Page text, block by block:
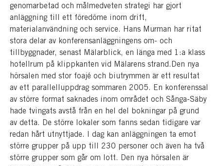
genomarbetad och målmedveten strategi har gjort
anläggning till ett föredöme inom drift,
materialanvändning och service. Hans Murman har ritat
stora delar av konferensanläggningens om- och
tillbyggnader, senast Mälarblick, en länga med 1:a klass
hotellrum på klippkanten vid Mälarens strand.Den nya
hörsalen med stor foajé och biutrymmen är ett resultat
av ett parallelluppdrag sommaren 2005. En konferenssal
av större format saknades inom området och Sånga-Säby
hade tvingats avstå från en hel del bokningar på grund
av detta. De större lokaler som fanns sedan tidigare var
redan hårt utnyttjade. I dag kan anläggningen ta emot
större grupper på upp till 230 personer och även ha två
större grupper som går om lott. Den nya hörsalen är